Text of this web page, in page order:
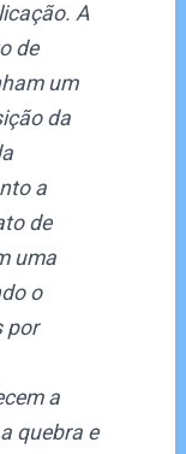
A
de
um
da
a
de
uma
o
por
a
quebra e